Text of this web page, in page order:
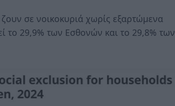
σε νοικοκυριά χωρίς εξαρτώμενα
το 29,9% των Εσθονών και το 29,8% των